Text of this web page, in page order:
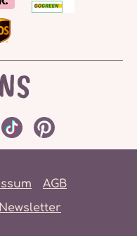
AGB
Newsletter